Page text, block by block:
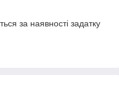
за наявності задатку